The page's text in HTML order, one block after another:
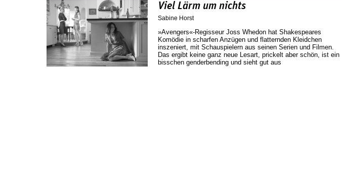
Viel Lärm um nichts
Sabine Horst
»Avengers«-Regisseur Joss Whedon hat Shakespeares
Komödie in scharfen Anzügen und flatternden Kleidchen
inszeniert, mit Schauspielern aus seinen Serien und Filmen.
Das ergibt keine ganz neue Lesart, prickelt aber schön, ist ein
bisschen genderbending und sieht gut aus